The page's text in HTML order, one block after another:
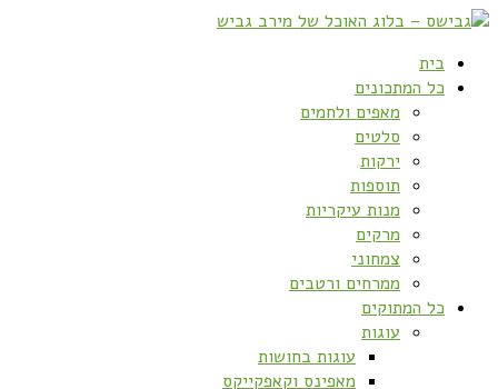
בית
כל המתכונים
מאפים ולחמים
סלטים
ירקות
תוספות
מנות עיקריות
מרקים
צמחוני
ממרחים ורטבים
כל המתוקים
עוגות
עוגות בחושות
מאפינס וקאפקייקס